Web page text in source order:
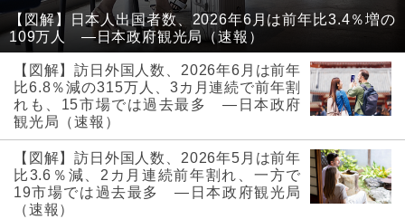
【図解】日本人出国者数、2026年6月は前年比3.4％増の
109万人 ―日本政府観光局（速報）
【図解】訪日外国人数、2026年6月は前年
比6.8％減の315万人、3カ月連続で前年割
れも、15市場では過去最多 ―日本政府
観光局（速報）
【図解】訪日外国人数、2026年5月は前年
比3.6％減、2カ月連続前年割れ、一方で
19市場では過去最多 ―日本政府観光局
（速報）